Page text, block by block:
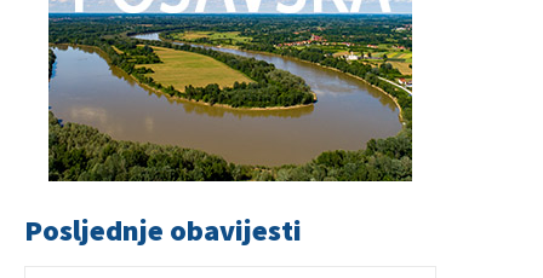
Posljednje obavijesti